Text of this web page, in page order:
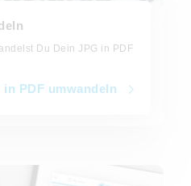
Du Dein JPG in PDF
in PDF umwandeln